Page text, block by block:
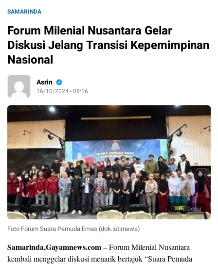
SAMARINDA
Forum Milenial Nusantara Gelar
Diskusi Jelang Transisi Kepemimpinan
Nasional
Asrin
16/10/2024 - 08:16
Perbesar
Foto Forum Suara Pemuda Emas (dok.istimewa)
Samarinda,Gayamnews.com– Forum Milenial Nusantara
kembali menggelar diskusi menarik bertajuk “Suara Pemuda